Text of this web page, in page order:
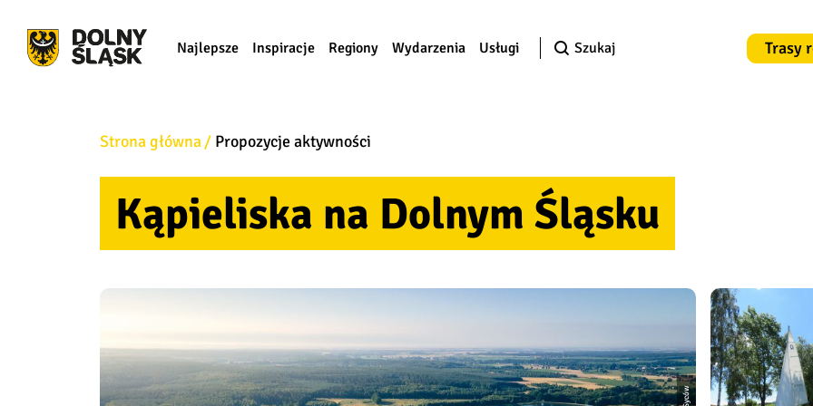
Najlepsze Inspiracje Regiony Wydarzenia Usługi Szukaj Trasy
Strona główna Propozycje aktywności
Kąpieliska na Dolnym Śląsku